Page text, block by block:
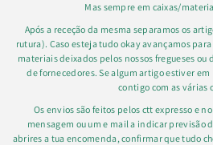
Mas sempre em caixas/
Após a receção da mesma separamos os
rutura). Caso esteja tudo okay avançamos
materiais deixados pelos nossos fregueses ou
de fornecedores. Se algum artigo estiver
contigo com as várias
Os envios são feitos pelos ctt expresso e
mensagem ou um e mail a indicar previsão
abrires a tua encomenda, confirmar que tudo